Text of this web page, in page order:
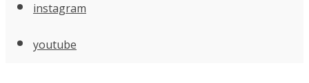
instagram
youtube